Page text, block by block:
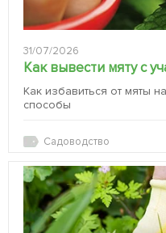
31/07/2026
Как вывести мяту с
Как избавиться от мяты
способы
Садоводство